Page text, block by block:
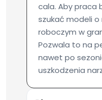
cala. Aby praca
szukać modeli
roboczym w
Pozwala to na
nawet po
uszkodzenia